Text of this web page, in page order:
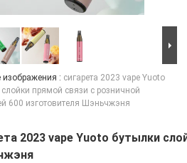
изображения : сигарета 2023 vape Yuoto
прямой связи с розничной
600 изготовителя Шэньчжэня
2023 vape Yuoto бутылки